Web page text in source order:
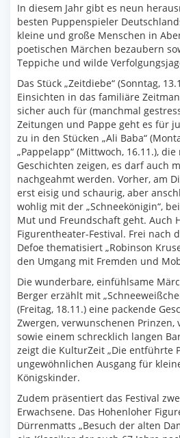
In diesem Jahr gibt es neun
besten Puppenspieler
kleine und große Menschen in
poetischen Märchen bezaubern
Teppiche und wilde
Das Stück „Zeitdiebe“ (Sonntag,
Einsichten in das familiäre
sicher auch für (manchmal
Zeitungen und Pappe geht es für
zu in den Stücken „Ali Baba“
„Pappelapp“ (Mittwoch, 16.11.),
Geschichten zeigen, es darf auch
nachgeahmt werden. Vorher, am
erst eisig und schaurig, aber
wohlig mit der „Schneekönigin“,
Mut und Freundschaft geht. Auch
Figurentheater-Festival. Frei nach
Defoe thematisiert „Robinson
den Umgang mit Fremden und
Die wunderbare, einfühlsame
Berger erzählt mit
(Freitag, 18.11.) eine packende
Zwergen, verwunschenen Prinzen,
sowie einem schrecklich langen
zeigt die KulturZeit „Die entführte
ungewöhnlichen Ausgang für
Königskinder.
Zudem präsentiert das Festival
Erwachsene. Das Hohenloher
Dürrenmatts „Besuch der alten